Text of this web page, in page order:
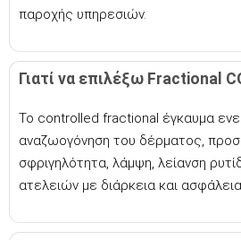
παροχής υπηρεσιών.
Γιατί να επιλέξω Fractional
Το controlled fractional έγκαυμα
αναζωογόνηση του δέρματος,
σφριγηλότητα, λάμψη, λείανση
ατελειών με διάρκεια και